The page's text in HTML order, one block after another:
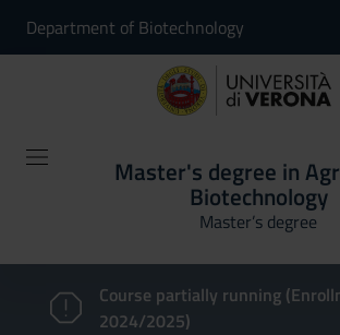
Department of Biotechnology
Master's degree in
Biotechnology
Master’s degree
Course partially running
2024/2025)